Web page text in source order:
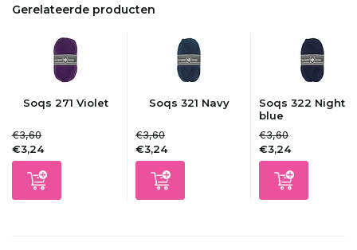
Gerelateerde producten
Soqs 271 Violet
€3,60
€3,24
Soqs 321 Navy
€3,60
€3,24
Soqs 322 Night
blue
€3,60
€3,24